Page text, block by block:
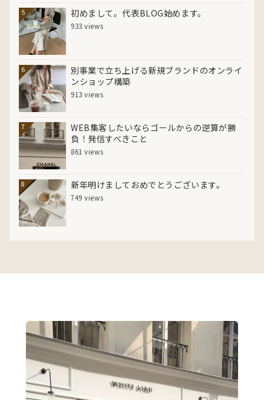
5 初めまして。代表BLOG始めます。
933 views
6
別事業で立ち上げる新規ブランドのオンライ
ンショップ構築
913 views
7
WEB集客したいならゴールからの逆算が勝
負！発信すべきこと
861 views
8 新年明けましておめでとうございます。
749 views